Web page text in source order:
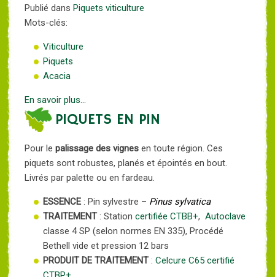
Publié dans Piquets viticulture
Mots-clés:
Viticulture
Piquets
Acacia
En savoir plus...
PIQUETS EN PIN
Pour le palissage des vignes en toute région. Ces
piquets sont robustes, planés et épointés en bout.
Livrés par palette ou en fardeau.
ESSENCE : Pin sylvestre – Pinus sylvatica
TRAITEMENT: Station certifiée CTBB+, Autoclave
classe 4 SP (selon normes EN 335), Procédé
Bethell vide et pression 12 bars
PRODUIT DE TRAITEMENT: Celcure C65 certifié